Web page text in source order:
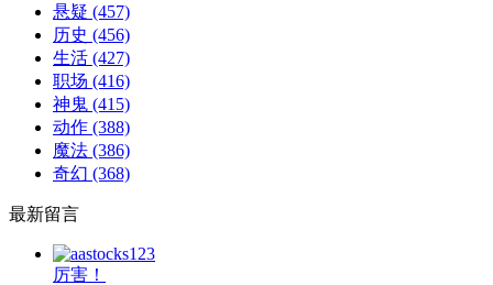
悬疑 (457)
历史 (456)
生活 (427)
职场 (416)
神鬼 (415)
动作 (388)
魔法 (386)
奇幻 (368)
最新留言
厉害！